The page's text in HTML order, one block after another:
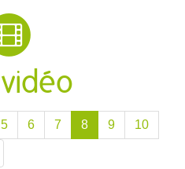
vidéo
5 6 7 8 9 10